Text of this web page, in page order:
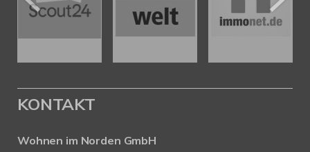
KONTAKT
Wohnen im Norden GmbH